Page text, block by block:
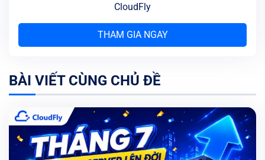
CloudFly
THAM GIA NGAY
BÀI VIẾT CÙNG CHỦ ĐỀ